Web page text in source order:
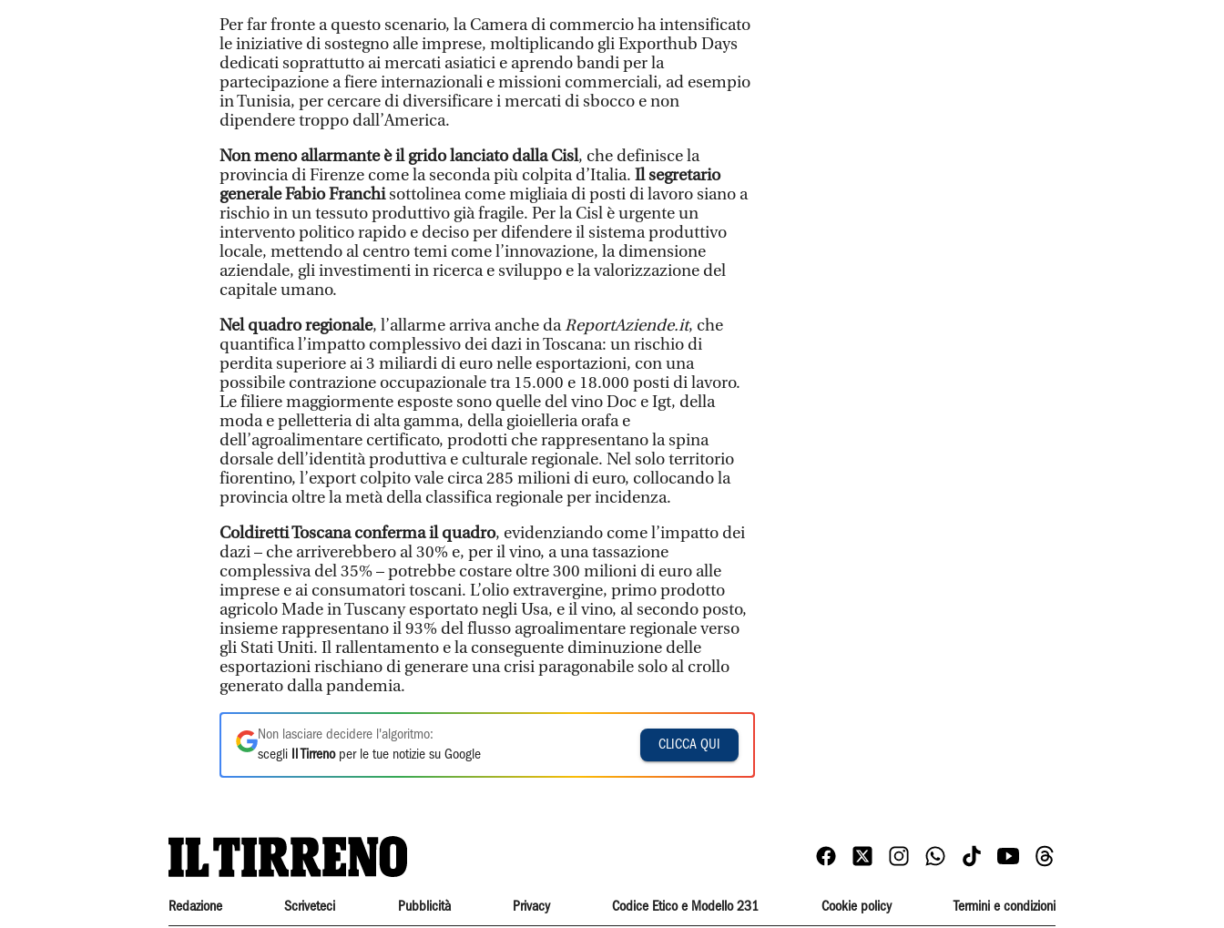
Per far fronte a questo scenario, la Camera di commercio ha intensificato
le iniziative di sostegno alle imprese, moltiplicando gli Exporthub Days
dedicati soprattutto ai mercati asiatici e aprendo bandi per la
partecipazione a fiere internazionali e missioni commerciali, ad esempio
in Tunisia, per cercare di diversificare i mercati di sbocco e non
dipendere troppo dall’America.
Non meno allarmante è il grido lanciato dalla Cisl, che definisce la
provincia di Firenze come la seconda più colpita d’Italia. Il segretario
generale Fabio Franchisottolinea come migliaia di posti di lavoro siano a
rischio in un tessuto produttivo già fragile. Per la Cisl è urgente un
intervento politico rapido e deciso per difendere il sistema produttivo
locale, mettendo al centro temi come l’innovazione, la dimensione
aziendale, gli investimenti in ricerca e sviluppo e la valorizzazione del
capitale umano.
Nel quadro regionale, l’allarme arriva anche daReportAziende.it, che
quantifica l’impatto complessivo dei dazi in Toscana: un rischio di
perdita superiore ai 3 miliardi di euro nelle esportazioni, con una
possibile contrazione occupazionale tra 15.000 e 18.000 posti di lavoro.
Le filiere maggiormente esposte sono quelle del vino Doc e Igt, della
moda e pelletteria di alta gamma, della gioielleria orafa e
dell’agroalimentare certificato, prodotti che rappresentano la spina
dorsale dell’identità produttiva e culturale regionale. Nel solo territorio
fiorentino, l’export colpito vale circa 285 milioni di euro, collocando la
provincia oltre la metà della classifica regionale per incidenza.
Coldiretti Toscana conferma il quadro, evidenziando come l’impatto dei
dazi – che arriverebbero al 30% e, per il vino, a una tassazione
complessiva del 35% – potrebbe costare oltre 300 milioni di euro alle
imprese e ai consumatori toscani. L’olio extravergine, primo prodotto
agricolo Made in Tuscany esportato negli Usa, e il vino, al secondo posto,
insieme rappresentano il 93% del flusso agroalimentare regionale verso
gli Stati Uniti. Il rallentamento e la conseguente diminuzione delle
esportazioni rischiano di generare una crisi paragonabile solo al crollo
generato dalla pandemia.
Non lasciare decidere l'algoritmo:
scegli
Il Tirrenoper le tue notizie su Google
CLICCA QUI
Redazione Scriveteci Pubblicità Privacy Codice Etico e Modello 231 Cookie policy Termini e condizioni